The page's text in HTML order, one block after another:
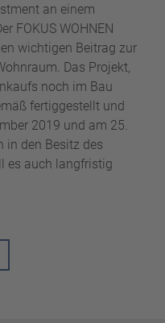
an einem
FOKUS WOHNEN
wichtigen Beitrag zur
Das Projekt,
noch im Bau
fertiggestellt und
2019 und am 25.
in den Besitz des
es auch langfristig